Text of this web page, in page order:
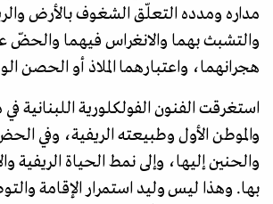
مداره ومدده التعلّق الشغوف بالأرض
والتشبث بهما والانغراس فيهما والحضّ
هجرانهما، واعتبارهما الملاذ أو الحصن
استغرقت الفنون الفولكلورية اللبنانية
والموطن الأول وطبيعته الريفية، وفي
والحنين إليها، وإلى نمط الحياة الريفية
بها. وهذا ليس وليد استمرار الإقامة